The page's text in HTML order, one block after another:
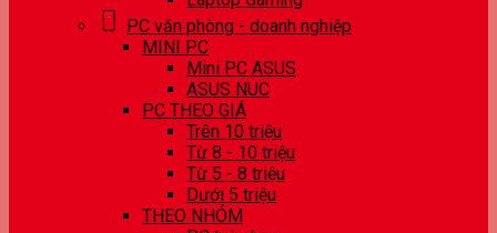
PC văn phòng - doanh nghiệp
MINI PC
Mini PC ASUS
ASUS NUC
PC THEO GIÁ
Trên 10 triệu
Từ 8 - 10 triệu
Từ 5 - 8 triệu
Dưới 5 triệu
THEO NHÓM